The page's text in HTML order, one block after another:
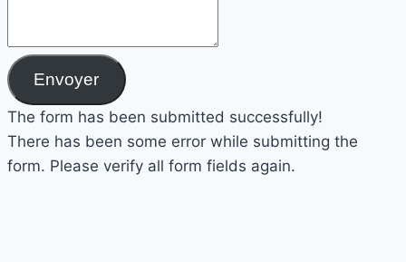
Envoyer
The form has been submitted successfully!
There has been some error while submitting the
form. Please verify all form fields again.